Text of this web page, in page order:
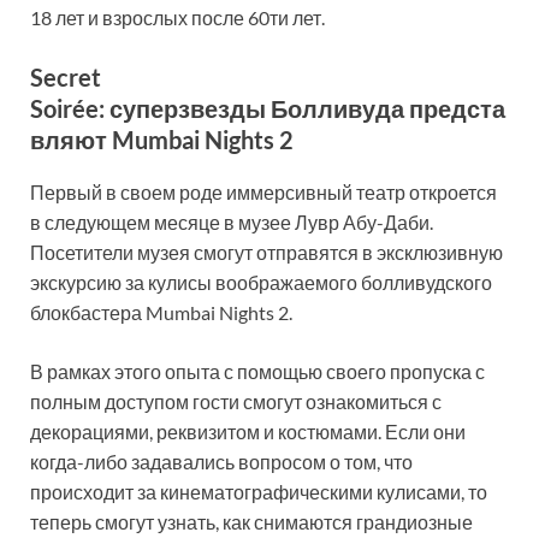
18 лет и взрослых после 60ти лет.
Secret
Soirée: суперзвезды Болливуда предста
вляют Mumbai Nights 2
Первый в своем роде иммерсивный театр откроется
в следующем месяце в музее Лувр Абу-Даби.
Посетители музея смогут отправятся в эксклюзивную
экскурсию за кулисы воображаемого болливудского
блокбастера Mumbai Nights 2.
В рамках этого опыта с помощью своего пропуска с
полным доступом гости смогут ознакомиться с
декорациями, реквизитом и костюмами. Если они
когда-либо задавались вопросом о том, что
происходит за кинематографическими кулисами, то
теперь смогут узнать, как снимаются грандиозные